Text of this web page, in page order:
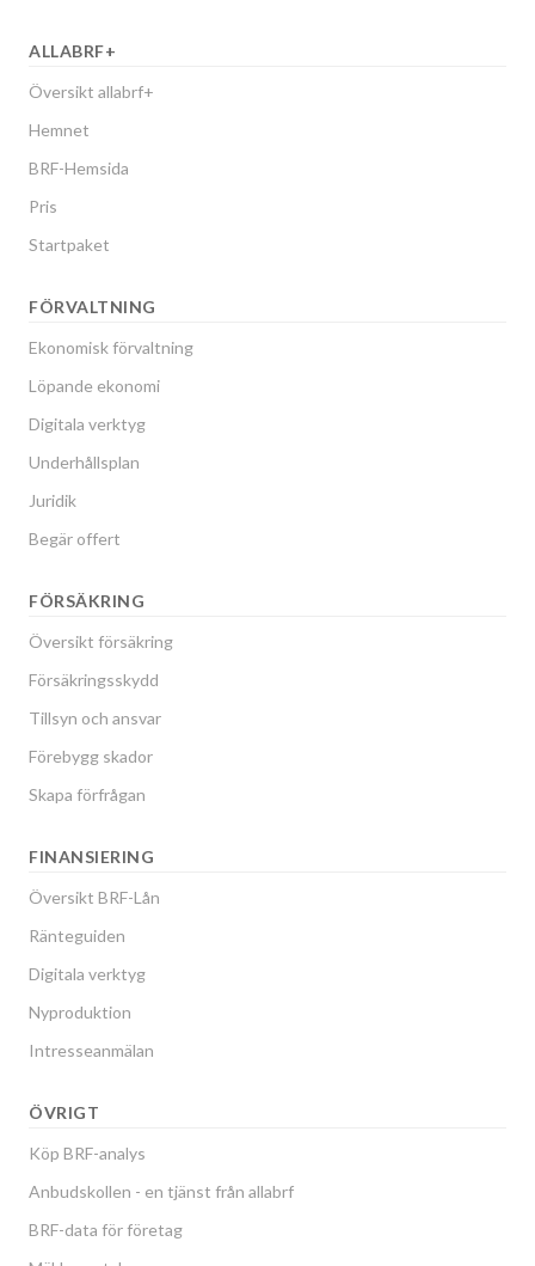
ALLABRF+
Översikt allabrf+
Hemnet
BRF-Hemsida
Pris
Startpaket
FÖRVALTNING
Ekonomisk förvaltning
Löpande ekonomi
Digitala verktyg
Underhållsplan
Juridik
Begär offert
FÖRSÄKRING
Översikt försäkring
Försäkringsskydd
Tillsyn och ansvar
Förebygg skador
Skapa förfrågan
FINANSIERING
Översikt BRF-Lån
Ränteguiden
Digitala verktyg
Nyproduktion
Intresseanmälan
ÖVRIGT
Köp BRF-analys
Anbudskollen - en tjänst från allabrf
BRF-data för företag